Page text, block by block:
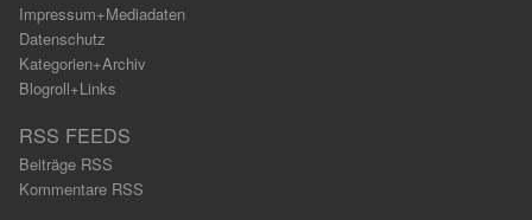
Impressum+Mediadaten
Datenschutz
Kategorien+Archiv
Blogroll+Links
RSS FEEDS
Beiträge RSS
Kommentare RSS